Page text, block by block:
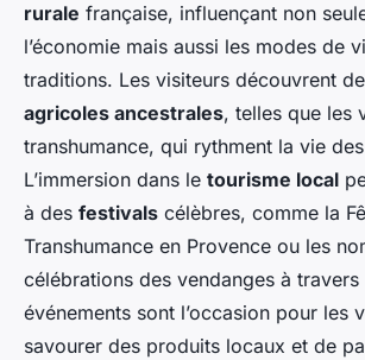
rurale française, influençant non
l’économie mais aussi les modes de
traditions. Les visiteurs découvrent
agricoles ancestrales, telles que les
transhumance, qui rythment la vie
L’immersion dans le tourisme local
à des festivals célèbres, comme la
Transhumance en Provence ou les
célébrations des vendanges à
événements sont l’occasion pour les
savourer des produits locaux et de